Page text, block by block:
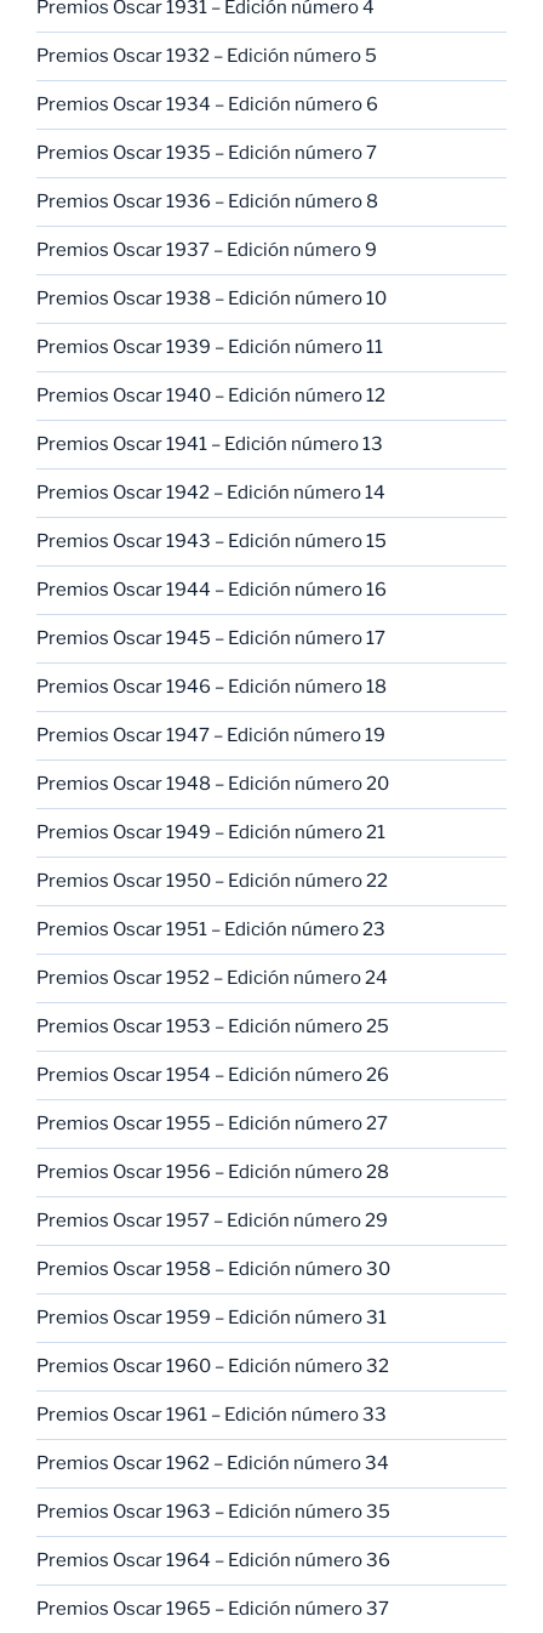
Premios Oscar 1931 – Edición número 4
Premios Oscar 1932 – Edición número 5
Premios Oscar 1934 – Edición número 6
Premios Oscar 1935 – Edición número 7
Premios Oscar 1936 – Edición número 8
Premios Oscar 1937 – Edición número 9
Premios Oscar 1938 – Edición número 10
Premios Oscar 1939 – Edición número 11
Premios Oscar 1940 – Edición número 12
Premios Oscar 1941 – Edición número 13
Premios Oscar 1942 – Edición número 14
Premios Oscar 1943 – Edición número 15
Premios Oscar 1944 – Edición número 16
Premios Oscar 1945 – Edición número 17
Premios Oscar 1946 – Edición número 18
Premios Oscar 1947 – Edición número 19
Premios Oscar 1948 – Edición número 20
Premios Oscar 1949 – Edición número 21
Premios Oscar 1950 – Edición número 22
Premios Oscar 1951 – Edición número 23
Premios Oscar 1952 – Edición número 24
Premios Oscar 1953 – Edición número 25
Premios Oscar 1954 – Edición número 26
Premios Oscar 1955 – Edición número 27
Premios Oscar 1956 – Edición número 28
Premios Oscar 1957 – Edición número 29
Premios Oscar 1958 – Edición número 30
Premios Oscar 1959 – Edición número 31
Premios Oscar 1960 – Edición número 32
Premios Oscar 1961 – Edición número 33
Premios Oscar 1962 – Edición número 34
Premios Oscar 1963 – Edición número 35
Premios Oscar 1964 – Edición número 36
Premios Oscar 1965 – Edición número 37